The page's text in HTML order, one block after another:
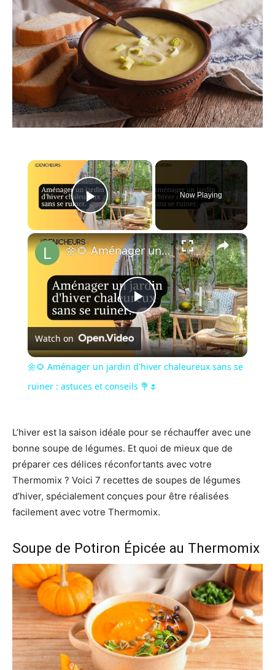
×
Play Video
Now Playing
×
Play
Video
🌼🌻 Aménager un jardin d'hiver chaleureux sans se ruiner : astuces et conseils 💐🌷
Watch on
🌼🌻 Aménager un jardin d'hiver chaleureux sans se
ruiner : astuces et conseils 💐🌷
L’hiver est la saison idéale pour se réchauffer avec une
bonne soupe de légumes. Et quoi de mieux que de
préparer ces délices réconfortants avec votre
Thermomix ? Voici 7 recettes de soupes de légumes
d’hiver, spécialement conçues pour être réalisées
facilement avec votre Thermomix.
Soupe de Potiron Épicée au Thermomix